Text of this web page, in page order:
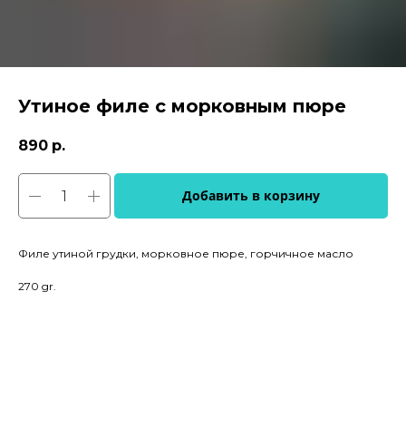
Утиное филе с морковным пюре
890 р.
Добавить в корзину
Филе утиной грудки, морковное пюре, горчичное масло
270 gr.